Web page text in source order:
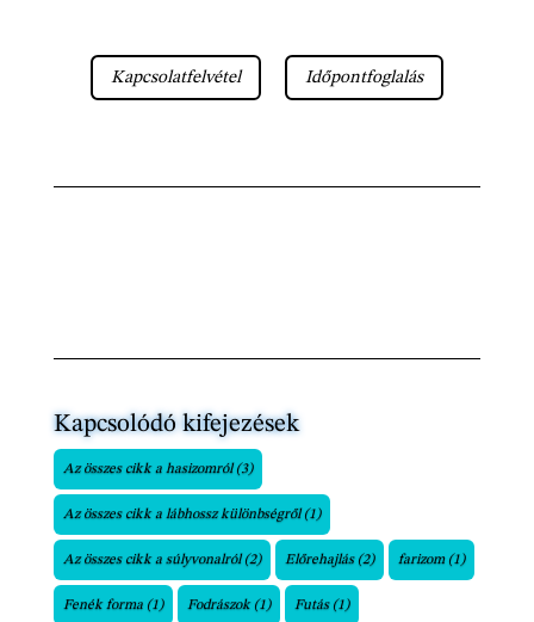
Kapcsolatfelvétel Időpontfoglalás
Kapcsolódó kifejezések
Az összes cikk a hasizomról(3)
Az összes cikk a lábhossz különbségről(1)
Az összes cikk a súlyvonalról(2) Előrehajlás(2) farizom(1)
Fenék forma(1) Fodrászok(1) Futás(1)